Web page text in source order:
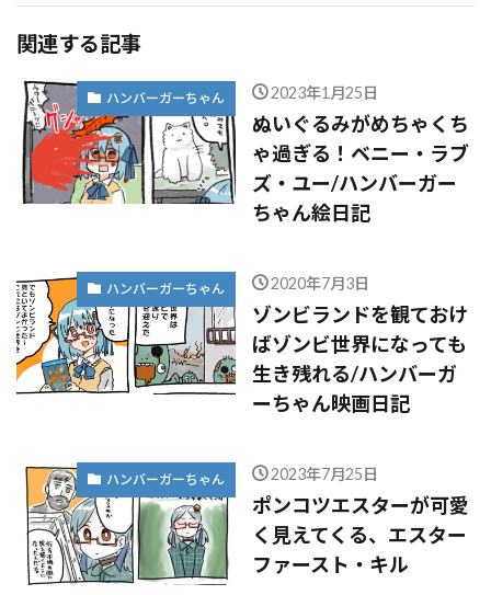
関連する記事
ハンバーガーちゃん 2023年1月25日
ぬいぐるみがめちゃくち
ゃ過ぎる！ベニー・ラブ
ズ・ユー/ハンバーガー
ちゃん絵日記
ハンバーガーちゃん 2020年7月3日
ゾンビランドを観ておけ
ばゾンビ世界になっても
生き残れる/ハンバーガ
ーちゃん映画日記
ハンバーガーちゃん 2023年7月25日
ポンコツエスターが可愛
く見えてくる、エスター
ファースト・キル